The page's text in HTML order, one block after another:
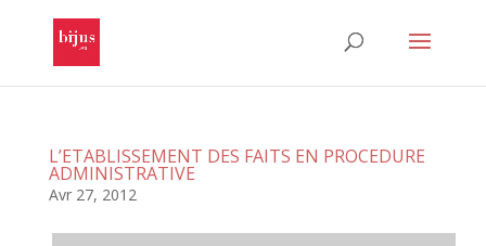
L’ETABLISSEMENT DES FAITS EN PROCEDURE
ADMINISTRATIVE
Avr 27, 2012